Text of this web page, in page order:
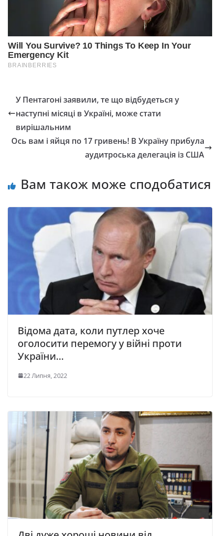
У Пентагоні заявили, те що відбудеться у
наступні місяці в Україні, може стати
вирішальним
Ось вам і яйця по 17 гривень! В Україну прибула
аудитроська делегація із США
Вам також може сподобатися
Відома дата, коли путлер хоче
оголосити перемогу у війні проти
України…
22 Липня, 2022